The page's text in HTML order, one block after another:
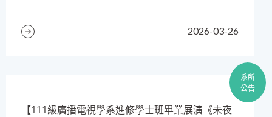
2026-03-26
系所
公告
【111級廣播電視學系進修學士班畢業展演《未夜